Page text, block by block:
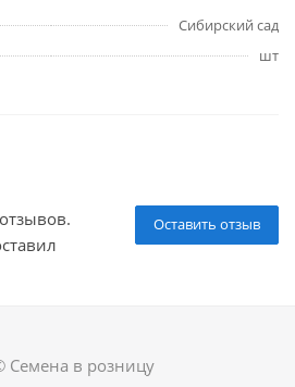
Сибирский сад
шт
Оставить отзыв
Семена в розницу